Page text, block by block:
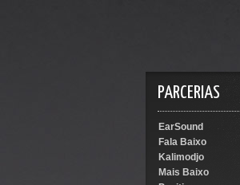
PARCERIAS
EarSound
Fala Baixo
Kalimodjo
Mais Baixo